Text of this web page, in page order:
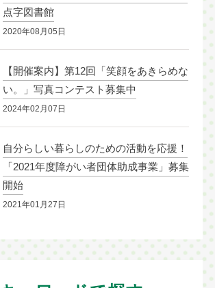
点字図書館
2020年08月05日
【開催案内】第12回「笑顔をあきらめな
い。」写真コンテスト募集中
2024年02月07日
自分らしい暮らしのための活動を応援！
「2021年度障がい者団体助成事業」募集
開始
2021年01月27日